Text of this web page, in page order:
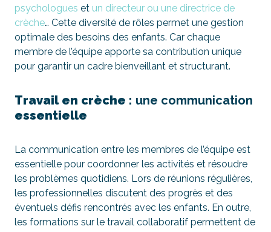
psychologues et un directeur ou une directrice de
crèche… Cette diversité de rôles permet une gestion
optimale des besoins des enfants. Car chaque
membre de l’équipe apporte sa contribution unique
pour garantir un cadre bienveillant et structurant.
Travail en crèche : une communication
essentielle
La communication entre les membres de l’équipe est
essentielle pour coordonner les activités et résoudre
les problèmes quotidiens. Lors de réunions régulières,
les professionnelles discutent des progrès et des
éventuels défis rencontrés avec les enfants. En outre,
les formations sur le travail collaboratif permettent de